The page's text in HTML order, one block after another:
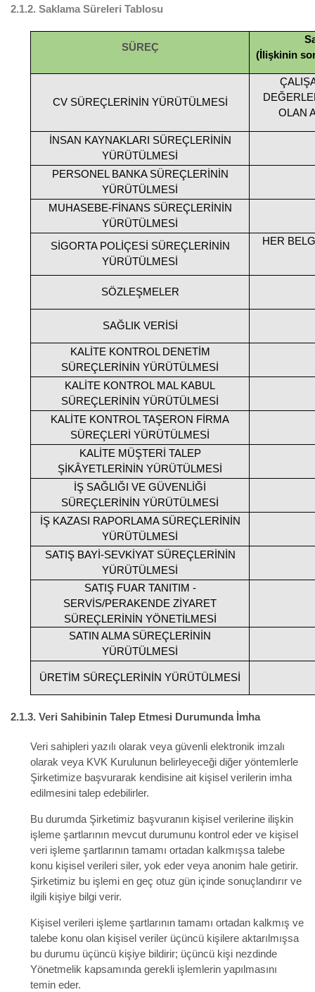
2.1.2. Saklama Süreleri Tablosu
SÜREÇ
(İlişkinin
CV SÜREÇLERİNİN YÜRÜTÜLMESİ
OLAN
İNSAN KAYNAKLARI SÜREÇLERİNİN
YÜRÜTÜLMESİ
PERSONEL BANKA SÜREÇLERİNİN
YÜRÜTÜLMESİ
MUHASEBE-FİNANS SÜREÇLERİNİN
YÜRÜTÜLMESİ
SİGORTA POLİÇESİ SÜREÇLERİNİN
YÜRÜTÜLMESİ
HER
SÖZLEŞMELER
SAĞLIK VERİSİ
KALİTE KONTROL DENETİM
SÜREÇLERİNİN YÜRÜTÜLMESİ
KALİTE KONTROL MAL KABUL
SÜREÇLERİNİN YÜRÜTÜLMESİ
KALİTE KONTROL TAŞERON FİRMA
SÜREÇLERİ YÜRÜTÜLMESİ
KALİTE MÜŞTERİ TALEP
ŞİKÂYETLERİNİN YÜRÜTÜLMESİ
İŞ SAĞLIĞI VE GÜVENLİĞİ
SÜREÇLERİNİN YÜRÜTÜLMESİ
İŞ KAZASI RAPORLAMA SÜREÇLERİNİN
YÜRÜTÜLMESİ
SATIŞ BAYİ-SEVKİYAT SÜREÇLERİNİN
YÜRÜTÜLMESİ
SATIŞ FUAR TANITIM -
SERVİS/PERAKENDE ZİYARET
SÜREÇLERİNİN YÖNETİLMESİ
SATIN ALMA SÜREÇLERİNİN
YÜRÜTÜLMESİ
ÜRETİM SÜREÇLERİNİN YÜRÜTÜLMESİ
2.1.3. Veri Sahibinin Talep Etmesi Durumunda İmha
Veri sahipleriyazılı olarak veya güvenli elektronik imzalı
olarak veya KVK Kurulunun belirleyeceği diğer yöntemlerle
Şirketimize başvurarak kendisine ait kişisel verilerin imha
edilmesini talep edebilirler.
Bu durumda Şirketimiz başvuranın kişisel verilerine ilişkin
işleme şartlarının mevcut durumunu kontrol eder ve kişisel
veri işleme şartlarının tamamı ortadan kalkmışsa talebe
konu kişisel verileri siler, yok eder veya anonim hale getirir.
Şirketimiz bu işlemi en geç otuz gün içinde sonuçlandırır ve
ilgili kişiye bilgi verir.
Kişisel verileri işleme şartlarının tamamı ortadan kalkmış ve
talebe konu olan kişisel veriler üçüncü kişilere aktarılmışsa
bu durumu üçüncü kişiye bildirir; üçüncü kişi nezdinde
Yönetmelik kapsamında gerekli işlemlerin yapılmasını
temin eder.